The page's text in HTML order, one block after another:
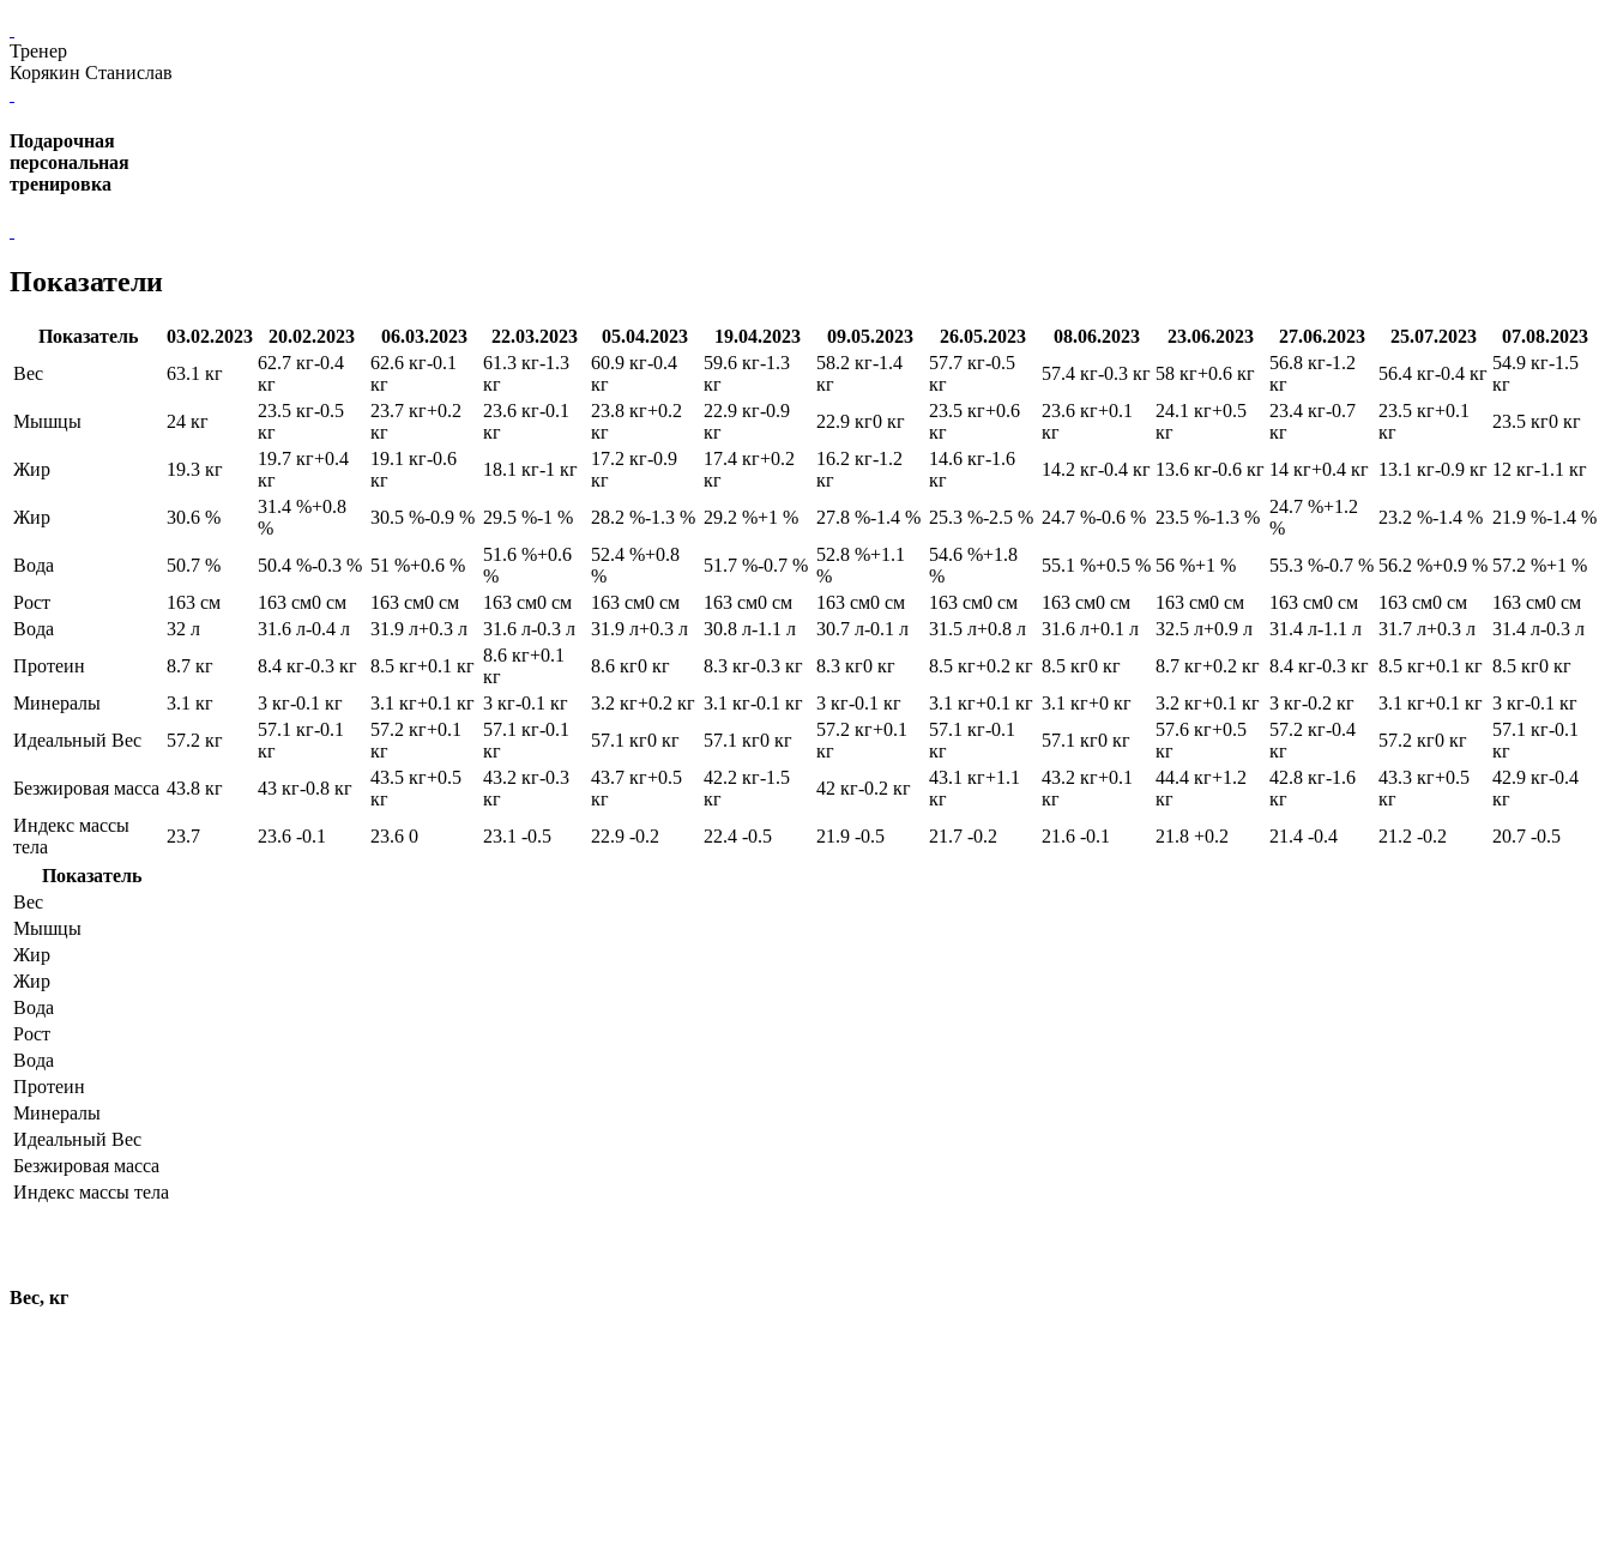
Тренер
Корякин Станислав
Подарочная
персональная
тренировка
Показатели
Показатель 03.02.2023 20.02.2023 06.03.2023 22.03.2023 05.04.2023 19.04.2023 09.05.2023 26.05.2023 08.06.2023 23.06.2023 27.06.2023 25.07.2023
07.08.2023
Вес
63.1 кг
62.7 кг-0.4
кг
62.6 кг-0.1
кг
61.3 кг-1.3
кг
60.9 кг-0.4
кг
59.6 кг-1.3
кг
58.2 кг-1.4
кг
57.7 кг-0.5
кг
57.4 кг-0.3 кг 58 кг+0.6 кг
56.8 кг-1.2
кг
56.4 кг-0.4 кг
54.9 кг-1.5
кг
Мышцы
24 кг
23.5 кг-0.5
кг
23.7 кг+0.2
кг
23.6 кг-0.1
кг
23.8 кг+0.2
кг
22.9 кг-0.9
кг
22.9 кг0 кг
23.5 кг+0.6
кг
23.6 кг+0.1
кг
24.1 кг+0.5
кг
23.4 кг-0.7
кг
23.5 кг+0.1
кг
23.5 кг0 кг
Жир 19.3 кг
19.7 кг+0.4
кг
19.1 кг-0.6
кг
18.1 кг-1 кг
17.2 кг-0.9
кг
17.4 кг+0.2
кг
16.2 кг-1.2
кг
14.6 кг-1.6
кг
14.2 кг-0.4 кг 13.6 кг-0.6 кг 14 кг+0.4 кг 13.1 кг-0.9 кг 12 кг-1.1 кг
Жир 30.6 %
31.4 %+0.8
%
30.5 %-0.9 % 29.5 %-1 % 28.2 %-1.3 % 29.2 %+1 % 27.8 %-1.4 % 25.3 %-2.5 % 24.7 %-0.6 % 23.5 %-1.3 %
24.7 %+1.2
%
23.2 %-1.4 % 21.9 %-1.4 %
Вода 50.7 % 50.4 %-0.3 % 51 %+0.6 %
51.6 %+0.6
%
52.4 %+0.8
%
51.7 %-0.7 %
52.8 %+1.1
%
54.6 %+1.8
%
55.1 %+0.5 % 56 %+1 % 55.3 %-0.7 % 56.2 %+0.9 % 57.2 %+1 %
Рост
163 см 163 см0 см 163 см0 см 163 см0 см 163 см0 см 163 см0 см 163 см0 см 163 см0 см 163 см0 см 163 см0 см 163 см0 см 163 см0 см 163 см0 см
Вода
32 л 31.6 л-0.4 л 31.9 л+0.3 л 31.6 л-0.3 л 31.9 л+0.3 л 30.8 л-1.1 л 30.7 л-0.1 л 31.5 л+0.8 л 31.6 л+0.1 л 32.5 л+0.9 л 31.4 л-1.1 л 31.7 л+0.3 л 31.4 л-0.3 л
Протеин
8.7 кг 8.4 кг-0.3 кг 8.5 кг+0.1 кг
8.6 кг+0.1
кг
8.6 кг0 кг 8.3 кг-0.3 кг 8.3 кг0 кг 8.5 кг+0.2 кг 8.5 кг0 кг 8.7 кг+0.2 кг 8.4 кг-0.3 кг 8.5 кг+0.1 кг 8.5 кг0 кг
Минералы
3.1 кг 3 кг-0.1 кг 3.1 кг+0.1 кг 3 кг-0.1 кг 3.2 кг+0.2 кг 3.1 кг-0.1 кг 3 кг-0.1 кг 3.1 кг+0.1 кг 3.1 кг+0 кг 3.2 кг+0.1 кг 3 кг-0.2 кг 3.1 кг+0.1 кг 3 кг-0.1 кг
Идеальный Вес
57.2 кг
57.1 кг-0.1
кг
57.2 кг+0.1
кг
57.1 кг-0.1
кг
57.1 кг0 кг 57.1 кг0 кг
57.2 кг+0.1
кг
57.1 кг-0.1
кг
57.1 кг0 кг
57.6 кг+0.5
кг
57.2 кг-0.4
кг
57.2 кг0 кг
57.1 кг-0.1
кг
Безжировая масса 43.8 кг 43 кг-0.8 кг
43.5 кг+0.5
кг
43.2 кг-0.3
кг
43.7 кг+0.5
кг
42.2 кг-1.5
кг
42 кг-0.2 кг
43.1 кг+1.1
кг
43.2 кг+0.1
кг
44.4 кг+1.2
кг
42.8 кг-1.6
кг
43.3 кг+0.5
кг
42.9 кг-0.4
кг
Индекс массы
тела
23.7 23.6 -0.1 23.6 0 23.1 -0.5 22.9 -0.2 22.4 -0.5 21.9 -0.5 21.7 -0.2 21.6 -0.1 21.8 +0.2 21.4 -0.4 21.2 -0.2 20.7 -0.5
Показатель
Вес
Мышцы
Жир
Жир
Вода
Рост
Вода
Протеин
Минералы
Идеальный Вес
Безжировая масса
Индекс массы тела
Вес, кг